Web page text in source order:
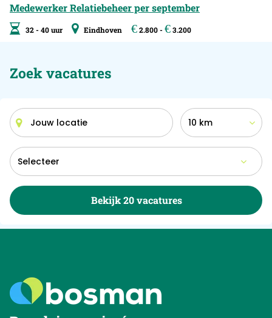
Medewerker Relatiebeheer per september
32 - 40 uur Eindhoven €2.800 - €3.200
Zoek vacatures
10 km
Bekijk 20 vacatures